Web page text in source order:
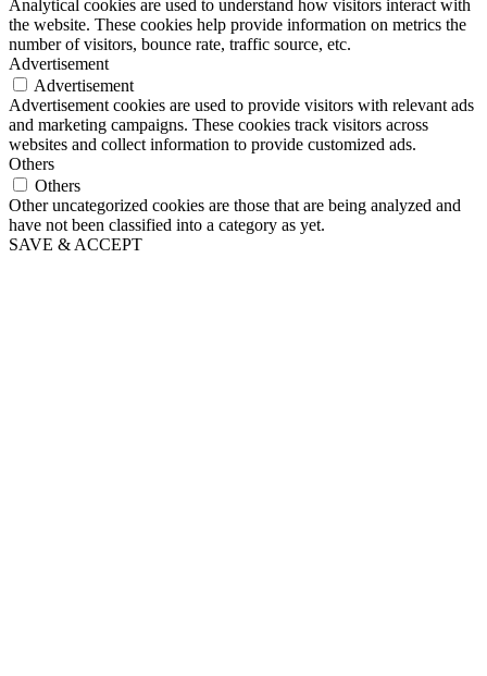
Analytical cookies are used to understand how visitors interact with
the website. These cookies help provide information on metrics the
number of visitors, bounce rate, traffic source, etc.
Advertisement
Advertisement
Advertisement cookies are used to provide visitors with relevant ads
and marketing campaigns. These cookies track visitors across
websites and collect information to provide customized ads.
Others
Others
Other uncategorized cookies are those that are being analyzed and
have not been classified into a category as yet.
SAVE & ACCEPT